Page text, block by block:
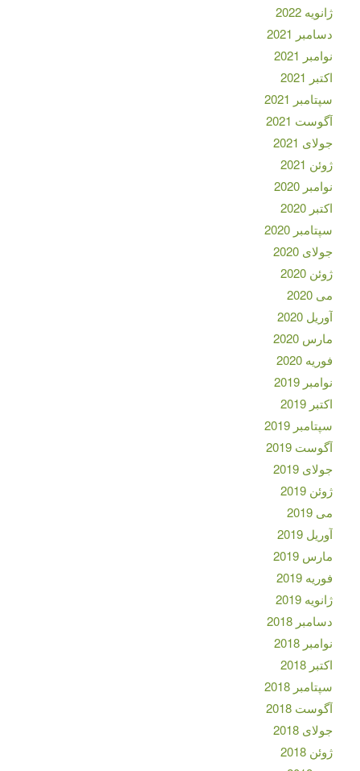
ژانویه 2022
دسامبر 2021
نوامبر 2021
اکتبر 2021
سپتامبر 2021
آگوست 2021
جولای 2021
ژوئن 2021
نوامبر 2020
اکتبر 2020
سپتامبر 2020
جولای 2020
ژوئن 2020
می 2020
آوریل 2020
مارس 2020
فوریه 2020
نوامبر 2019
اکتبر 2019
سپتامبر 2019
آگوست 2019
جولای 2019
ژوئن 2019
می 2019
آوریل 2019
مارس 2019
فوریه 2019
ژانویه 2019
دسامبر 2018
نوامبر 2018
اکتبر 2018
سپتامبر 2018
آگوست 2018
جولای 2018
ژوئن 2018